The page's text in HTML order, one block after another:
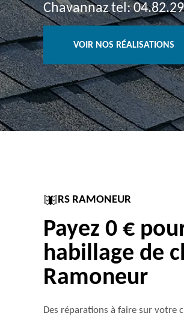
Chavannaz tel:
VOIR NOS RÉALISATIONS
RS RAMONEUR
Payez 0 €
habillage de
Ramoneur
Des réparations à faire sur votre